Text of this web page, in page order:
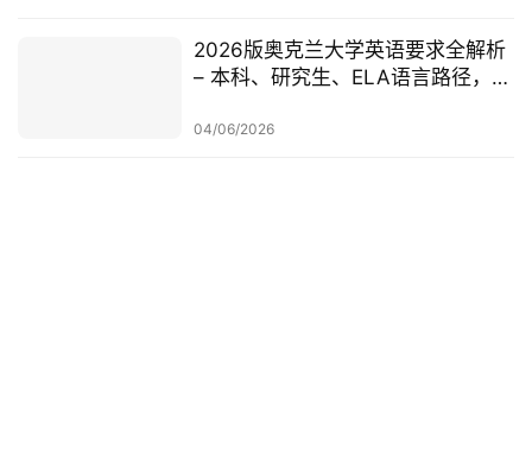
2026版奥克兰大学英语要求全解析
– 本科、研究生、ELA语言路径，一
04/06/2026